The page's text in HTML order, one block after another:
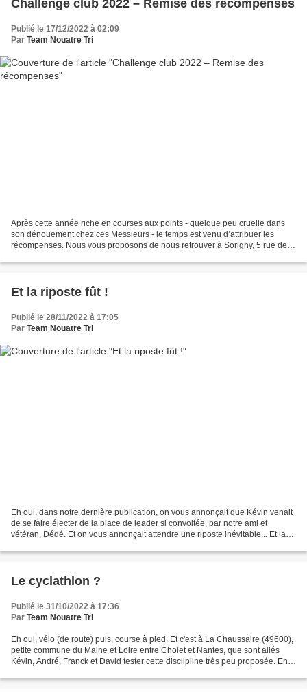
Challenge club 2022 – Remise des récompenses
Publié le 17/12/2022 à 02:09
Par Team Nouatre Tri
Après cette année riche en courses aux points - quelque peu cruelle dans
son dénouement chez ces Messieurs - le temps est venu d’attribuer les
récompenses. Nous vous proposons de nous retrouver à Sorigny, 5 rue de
Et la riposte fût !
Publié le 28/11/2022 à 17:05
Par Team Nouatre Tri
Eh oui, dans notre dernière publication, on vous annonçait que Kévin venait
de se faire éjecter de la place de leader si convoitée, par notre ami et
vétéran, Dédé. Et on vous annonçait attendre une riposte inévitable... Et la
Le cyclathlon ?
Publié le 31/10/2022 à 17:36
Par Team Nouatre Tri
Eh oui, vélo (de route) puis, course à pied. Et c'est à La Chaussaire (49600),
petite commune du Maine et Loire entre Cholet et Nantes, que sont allés
Kévin, André, Franck et David tester cette discilpline très peu proposée. En